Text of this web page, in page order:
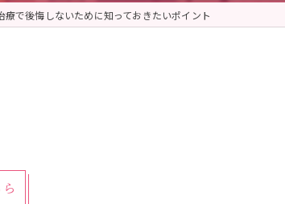
療で後悔しないために知っておきたいポイント